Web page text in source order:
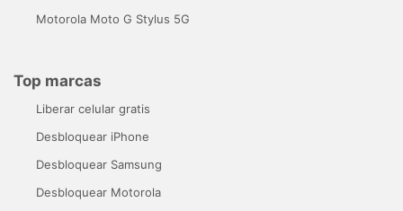
Motorola Moto G Stylus 5G
Top marcas
Liberar celular gratis
Desbloquear iPhone
Desbloquear Samsung
Desbloquear Motorola